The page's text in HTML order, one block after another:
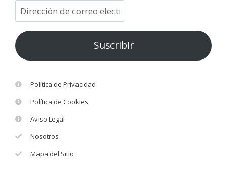
Suscribir
Política de Privacidad
Política de Cookies
Aviso Legal
Nosotros
Mapa del Sitio